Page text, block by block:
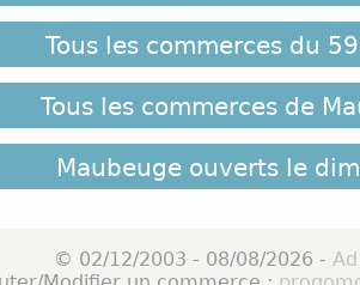
Tous les commerces du
Tous les commerces de
Maubeuge ouverts le
© 02/12/2003 - 08/08/2026 -